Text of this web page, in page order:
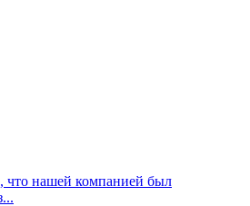
нашей компанией был